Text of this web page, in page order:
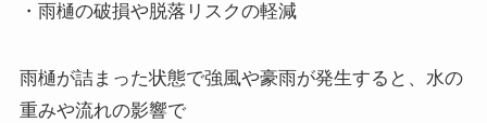
・雨樋の破損や脱落リスクの軽減
雨樋が詰まった状態で強風や豪雨が発生すると、水の
重みや流れの影響で